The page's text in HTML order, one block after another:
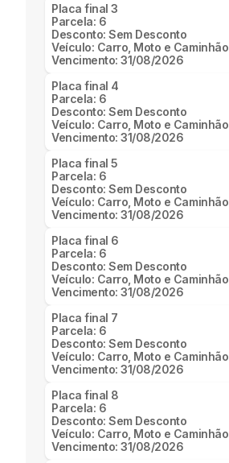
Placa final3
Parcela: 6
Desconto:Sem Desconto
Veículo: Carro, Moto e Caminhão
Vencimento:31/08/2026
Placa final 4
Parcela: 6
Desconto:Sem Desconto
Veículo: Carro, Moto e Caminhão
Vencimento:31/08/2026
Placa final5
Parcela: 6
Desconto:Sem Desconto
Veículo: Carro, Moto e Caminhão
Vencimento:31/08/2026
Placa final 6
Parcela: 6
Desconto:Sem Desconto
Veículo: Carro, Moto e Caminhão
Vencimento:31/08/2026
Placa final 7
Parcela: 6
Desconto:Sem Desconto
Veículo: Carro, Moto e Caminhão
Vencimento:31/08/2026
Placa final 8
Parcela: 6
Desconto:Sem Desconto
Veículo: Carro, Moto e Caminhão
Vencimento:31/08/2026